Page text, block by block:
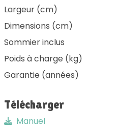
Largeur (cm)
Dimensions (cm)
Sommier inclus
Poids à charge (kg)
Garantie (années)
Télécharger
Manuel